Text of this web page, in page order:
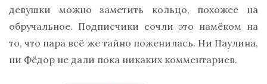
девушки можно заметить кольцо, похожее на
обручальное. Подписчики сочли это намёком на
то, что пара всё же тайно поженилась. Ни Паулина,
ни Фёдор не дали пока никаких комментариев.